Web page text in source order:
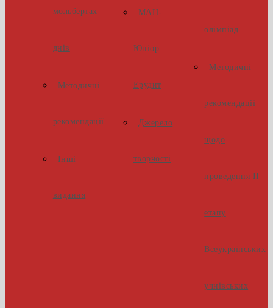
мольбертах
днів
Методичні
рекомендації
Інші
видання
МАН-
Юніор
Ерудит
Джерело
творчості
олімпіад
Методичні
рекомендації
щодо
проведення ІІ
етапу
Всеукраїнських
учнівських